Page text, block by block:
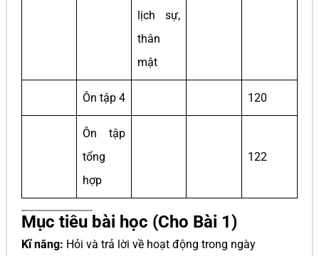
lịch sự,
thân
mật
Ôn tập 4 120
Ôn tập
tổng
hợp
122
Mục tiêu bài học (Cho Bài 1)
Kĩ năng: Hỏi và trả lời về hoạt động trong ngày